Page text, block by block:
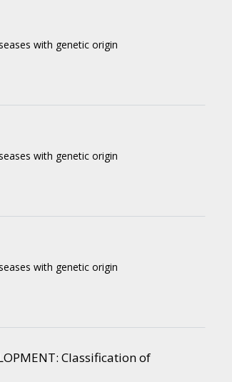
with genetic origin
with genetic origin
with genetic origin
Classification of